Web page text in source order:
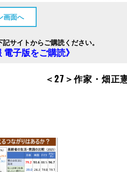
画面へ
サイトからご購読ください。
子版をご購読》
＜27＞作家・畑正